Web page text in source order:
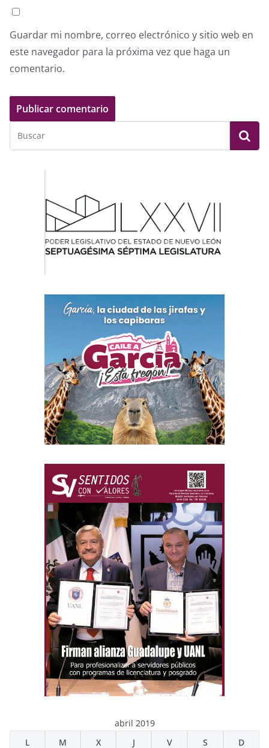
Guardar mi nombre, correo electrónico y sitio web en
este navegador para la próxima vez que haga un
comentario.
abril 2019
L
M X J V S D